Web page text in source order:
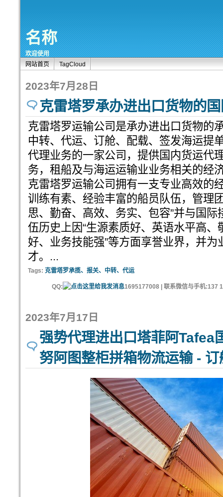
名称
欢迎使用
网站首页
TagCloud
2023年7月28日
克雷塔罗承办进出口货物的
克雷塔罗运输公司是承办进出口货物的
中转、代运、订舱、配载、签发海运提
代理业务的一家公司，提供国内货运代
务，租船及与海运运输业业务相关的经
克雷塔罗运输公司拥有一支专业高效的
训练有素、经验丰富的船员队伍，管理
思、勤奋、高效、务实、包容”并与国
伍历史上因“生源素质好、英语水平高
好、业务技能强”等方面享誉业界，并
才。...
Tags: 克雷塔罗承揽、报关、中转、代运
QQ: 1695177008 | 联系微信与手机:137
2023年7月17日
强势代理进出口塔菲阿Tafea
努阿图整柜拼箱物流运输 -